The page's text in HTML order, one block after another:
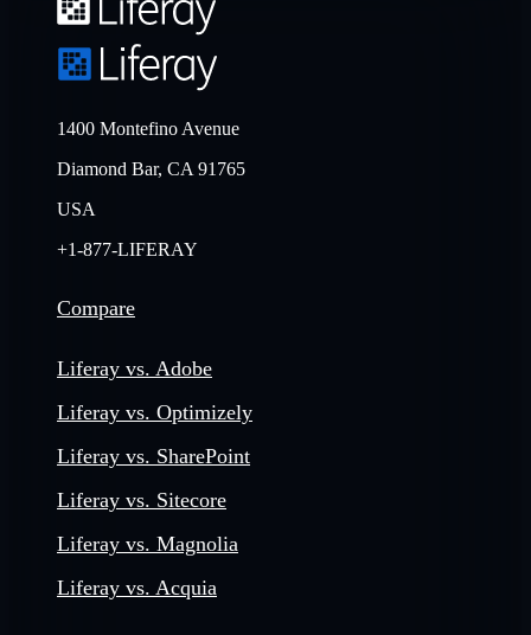
1400 Montefino Avenue
Diamond Bar, CA 91765
USA
+1-877-LIFERAY
Compare
Liferay vs. Adobe
Liferay vs. Optimizely
Liferay vs. SharePoint
Liferay vs. Sitecore
Liferay vs. Magnolia
Liferay vs. Acquia